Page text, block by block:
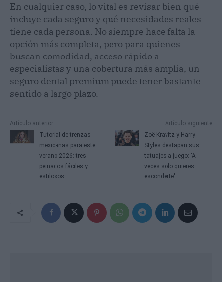
En cualquier caso, lo vital es revisar bien qué
incluye cada seguro y qué necesidades reales
tiene cada persona. No siempre hace falta la
opción más completa, pero para quienes
buscan comodidad, acceso rápido a
especialistas y una cobertura más amplia, un
seguro dental premium puede tener bastante
sentido a largo plazo.
Artículo anterior
Tutorial de trenzas
mexicanas para este
verano 2026: tres
peinados fáciles y
estilosos
Artículo siguiente
Zoë Kravitz y Harry
Styles destapan sus
tatuajes a juego: 'A
veces solo quieres
esconderte'